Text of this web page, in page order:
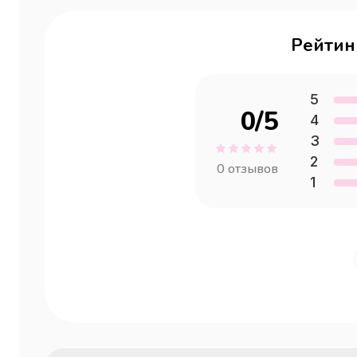
0/5
0 отзывов
5
4
3
2
1